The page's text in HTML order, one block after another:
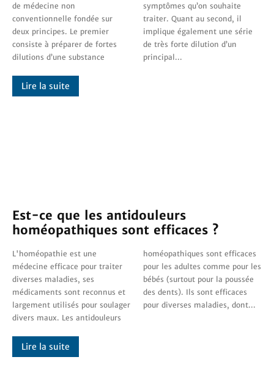
de médecine non
conventionnelle fondée sur
deux principes. Le premier
consiste à préparer de fortes
dilutions d’une substance
symptômes qu’on souhaite
traiter. Quant au second, il
implique également une série
de très forte dilution d’un
principal...
Lire la suite
Est-ce que les antidouleurs
homéopathiques sont efficaces ?
L'homéopathie est une
médecine efficace pour traiter
diverses maladies, ses
médicaments sont reconnus et
largement utilisés pour soulager
divers maux. Les antidouleurs
homéopathiques sont efficaces
pour les adultes comme pour les
bébés (surtout pour la poussée
des dents). Ils sont efficaces
pour diverses maladies, dont...
Lire la suite